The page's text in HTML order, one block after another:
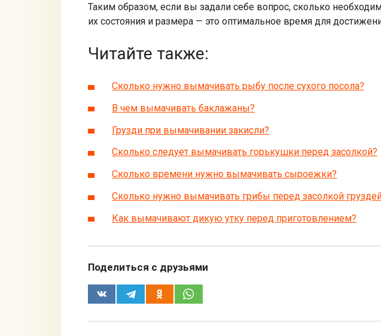
Таким образом, если вы задали себе вопрос, сколько
их состояния и размера — это оптимальное время для
Читайте также:
Сколько нужно вымачивать рыбу после сухого посола?
В чем вымачивать баклажаны?
Грузди при вымачивании закисли?
Сколько следует вымачивать горькушки перед засолкой?
Сколько времени нужно вымачивать сыроежки?
Сколько нужно вымачивать грибы перед засолкой
Как вымачивают дикую утку перед приготовлением?
Поделиться с друзьями